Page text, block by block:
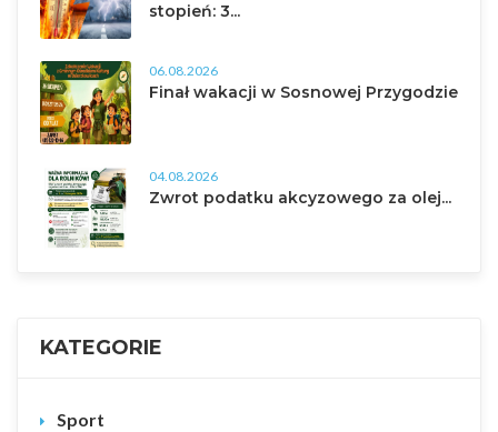
stopień: 3...
06.08.2026
Finał wakacji w Sosnowej Przygodzie
04.08.2026
Zwrot podatku akcyzowego za olej...
KATEGORIE
Sport